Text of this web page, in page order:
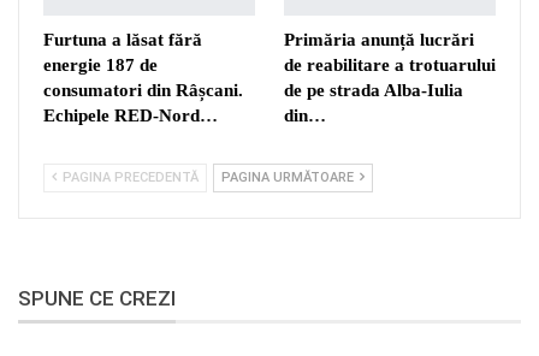
Furtuna a lăsat fără
energie 187 de
consumatori din Râșcani.
Echipele RED-Nord…
Primăria anunță lucrări
de reabilitare a trotuarului
de pe strada Alba-Iulia
din…
PAGINA PRECEDENTĂ PAGINA URMĂTOARE
SPUNE CE CREZI